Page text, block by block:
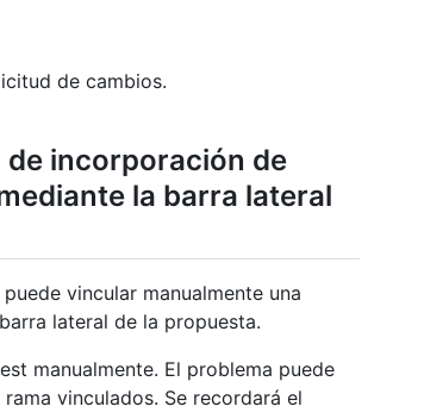
de cambios.
incorporación de
la barra lateral
vincular manualmente una
lateral de la propuesta.
manualmente. El problema puede
vinculados. Se recordará el